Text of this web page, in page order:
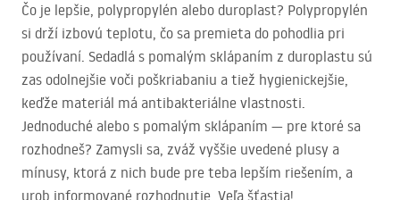
Čo je lepšie, polypropylén alebo duroplast? Polypropylén
si drží izbovú teplotu, čo sa premieta do pohodlia pri
používaní. Sedadlá s pomalým sklápaním z duroplastu sú
zas odolnejšie voči poškriabaniu a tiež hygienickejšie,
keďže materiál má antibakteriálne vlastnosti.
Jednoduché alebo s pomalým sklápaním — pre ktoré sa
rozhodneš? Zamysli sa, zváž vyššie uvedené plusy a
mínusy, ktorá z nich bude pre teba lepším riešením, a
urob informované rozhodnutie. Veľa šťastia!